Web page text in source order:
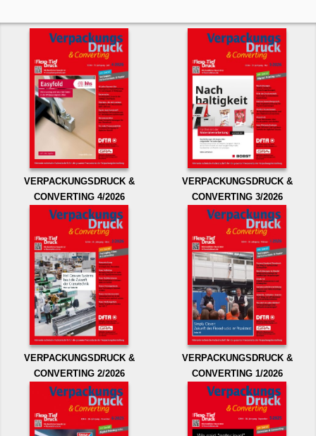
VERPACKUNGSDRUCK &
CONVERTING 4/2026
VERPACKUNGSDRUCK &
CONVERTING 3/2026
VERPACKUNGSDRUCK &
CONVERTING 2/2026
VERPACKUNGSDRUCK &
CONVERTING 1/2026